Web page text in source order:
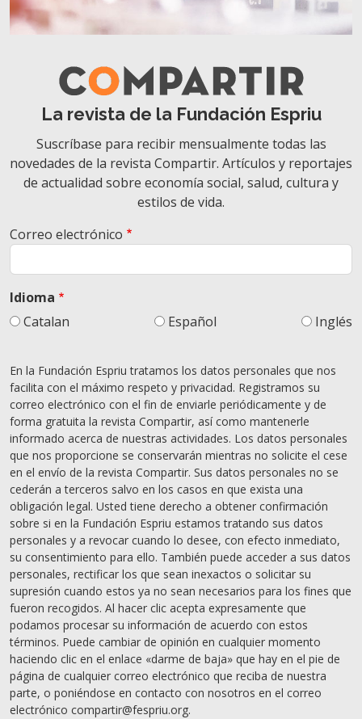
La revista de la Fundación Espriu
Suscríbase para recibir mensualmente todas las
novedades de la revista Compartir. Artículos y reportajes
de actualidad sobre economía social, salud, cultura y
estilos de vida.
Correo electrónico
Idioma
Catalan
Español Inglés
En la Fundación Espriu tratamos los datos personales que nos
facilita con el máximo respeto y privacidad. Registramos su
correo electrónico con el fin de enviarle periódicamente y de
forma gratuita la revista Compartir, así como mantenerle
informado acerca de nuestras actividades. Los datos personales
que nos proporcione se conservarán mientras no solicite el cese
en el envío de la revista Compartir. Sus datos personales no se
cederán a terceros salvo en los casos en que exista una
obligación legal. Usted tiene derecho a obtener confirmación
sobre si en la Fundación Espriu estamos tratando sus datos
personales y a revocar cuando lo desee, con efecto inmediato,
su consentimiento para ello. También puede acceder a sus datos
personales, rectificar los que sean inexactos o solicitar su
supresión cuando estos ya no sean necesarios para los fines que
fueron recogidos. Al hacer clic acepta expresamente que
podamos procesar su información de acuerdo con estos
términos. Puede cambiar de opinión en cualquier momento
haciendo clic en el enlace «darme de baja» que hay en el pie de
página de cualquier correo electrónico que reciba de nuestra
parte, o poniéndose en contacto con nosotros en el correo
electrónico compartir@fespriu.org.